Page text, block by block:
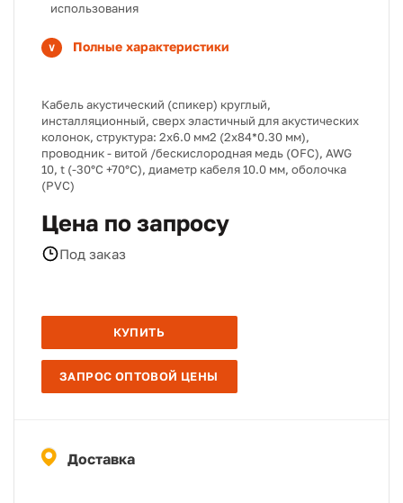
использования
Полные характеристики
Кабель акустический (спикер) круглый,
инсталляционный, сверх эластичный для акустических
колонок, структура: 2х6.0 мм2 (2х84*0.30 мм),
проводник - витой /бескислородная медь (OFC), AWG
10, t (-30°C +70°C), диаметр кабеля 10.0 мм, оболочка
(PVC)
Цена по запросу
Под заказ
КУПИТЬ
ЗАПРОС ОПТОВОЙ ЦЕНЫ
Доставка